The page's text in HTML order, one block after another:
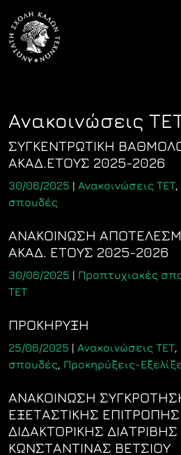
content
Ανακοινώσεις
ΣΥΓΚΕΝΤΡΩΤΙΚΗ
ΑΚΑΔ.ΕΤΟΥΣ 2025-2026
30/06/2025 | Ανακοινώσεις ΤΕΤ,
σπουδές
ΑΝΑΚΟΙΝΩΣΗ
ΑΚΑΔ. ΕΤΟΥΣ 2025-2026
30/06/2025 | Προπτυχιακές
ΤΕΤ
ΠΡΟΚΗΡΥΞΗ
25/06/2025 | Ανακοινώσεις ΤΕΤ,
σπουδές, Προκηρύξεις-
ΑΝΑΚΟΙΝΩΣΗ
ΕΞΕΤΑΣΤΙΚΗΣ
ΔΙΔΑΚΤΟΡΙΚΗΣ
ΚΩΝΣΤΑΝΤΙΝΑΣ ΒΕΤΣΙΟΥ